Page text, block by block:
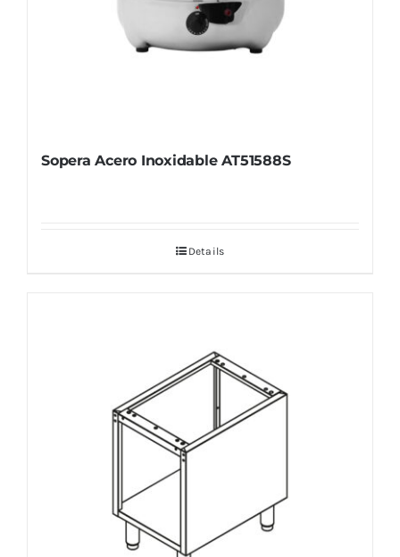
Sopera Acero Inoxidable AT51588S
Details